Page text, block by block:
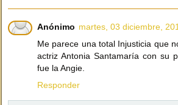
Anónimo martes, 03 diciembre,
Me parece una total Injusticia que
actriz Antonia Santamaría con su
fue la Angie.
Responder